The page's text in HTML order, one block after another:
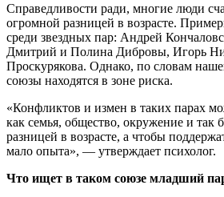
Справедливости ради, многие люди
огромной разницей в возрасте.
среди звездных пар: Андрей
Дмитрий и Полина Дибровы, Игорь
Проскурякова. Однако, по словам
союзы находятся в зоне риска.
«Конфликтов и измен в таких парах
как семья, общество, окружение и
разницей в возрасте, а чтобы
мало опыта», — утверждает психолог.
Что ищет в таком союзе младший